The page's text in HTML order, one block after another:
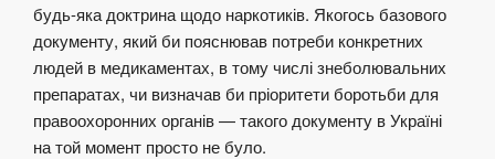
будь-яка доктрина щодо наркотиків. Якогось базового
документу, який би пояснював потреби конкретних
людей в медикаментах, в тому числі знеболювальних
препаратах, чи визначав би пріоритети боротьби для
правоохоронних органів — такого документу в Україні
на той момент просто не було.